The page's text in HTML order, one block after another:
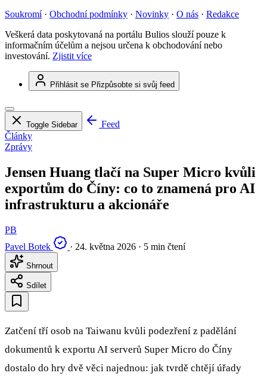
Soukromí · Obchodní podmínky · Novinky · O nás · Redakce
Veškerá data poskytovaná na portálu Bulios slouží pouze k
informačním účelům a nejsou určena k obchodování nebo
investování. Zjistit více
Přihlásit se Přizpůsobte si svůj feed
Toggle Sidebar
Feed
Články
Zprávy
Jensen Huang tlačí na Super Micro kvůli
exportům do Číny: co to znamená pro AI
infrastrukturu a akcionáře
PB
Pavel Botek
· 24. května 2026 · 5 min čtení
Shrnout
Sdílet
Zatčení tří osob na Taiwanu kvůli podezření z padělání
dokumentů k exportu AI serverů Super Micro do Číny
dostalo do hry dvě věci najednou: jak tvrdě chtějí úřady